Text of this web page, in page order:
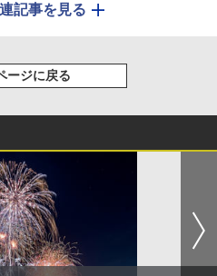
記事を見る
ージに戻る